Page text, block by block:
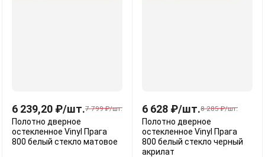
6 239,20 ₽/шт.7 799 ₽/шт.
Полотно дверное
остекленное Vinyl Прага
800 белый стекло матовое
6 628 ₽/шт.8 285 ₽/шт.
Полотно дверное
остекленное Vinyl Прага
800 белый стекло черный
акрилат